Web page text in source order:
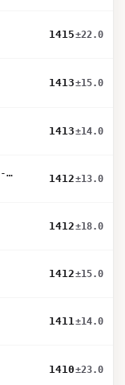
1415±22.0
1413±15.0
1413±14.0
gemini-2.5-flash-preview-09-2025
1412±13.0
1412±18.0
1412±15.0
1411±14.0
1410±23.0